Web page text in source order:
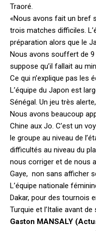
Traoré.
«Nous avons fait un bref
trois matches difficiles.
préparation alors que le
Nous avons souffert de 9
suppose qu’il fallait au
Ce qui n’explique pas les
L’équipe du Japon est
Sénégal. Un jeu très
Nous avons beaucoup
Chine aux Jo. C’est un
le groupe au niveau de
difficultés au niveau du
nous corriger et de nous
Gaye, non sans afficher
L’équipe nationale
Dakar, pour des tournois
Turquie et l’Italie avant de
Gaston MANSALY